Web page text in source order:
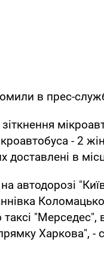
в прес-
зіткнення
- 2
доставлені в
автодорозі
"Мерседес",
Харкова", -